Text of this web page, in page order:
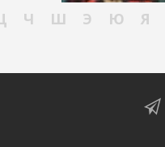
Ч Ш Э Ю Я